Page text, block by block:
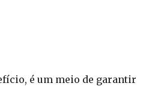
é um meio de garantir